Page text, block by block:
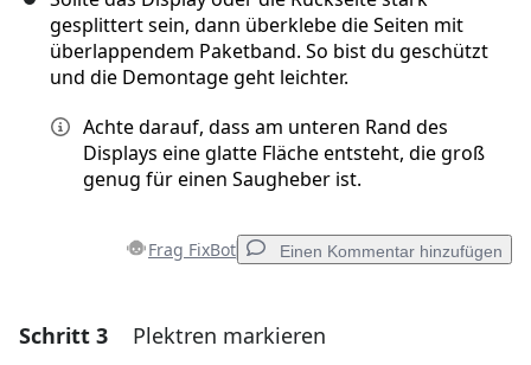
gesplittert sein, dann überklebe die Seiten mit
überlappendem Paketband. So bist du geschützt
und die Demontage geht leichter.
Achte darauf, dass am unteren Rand des
Displays eine glatte Fläche entsteht, die groß
genug für einen Saugheber ist.
Frag FixBot Einen Kommentar hinzufügen
Einen Kommentar hinzufügen
Schritt 3 Plektren markieren